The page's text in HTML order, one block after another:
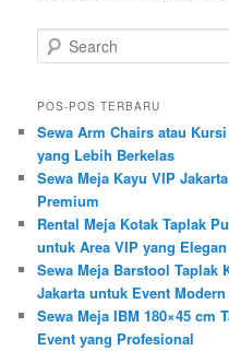
Search
POS-POS TERBARU
Sewa Arm Chairs atau
yang Lebih Berkelas
Sewa Meja Kayu VIP
Premium
Rental Meja Kotak Taplak
untuk Area VIP yang Elegan
Sewa Meja Barstool Taplak
Jakarta untuk Event
Sewa Meja IBM 180×45 cm
Event yang Profesional